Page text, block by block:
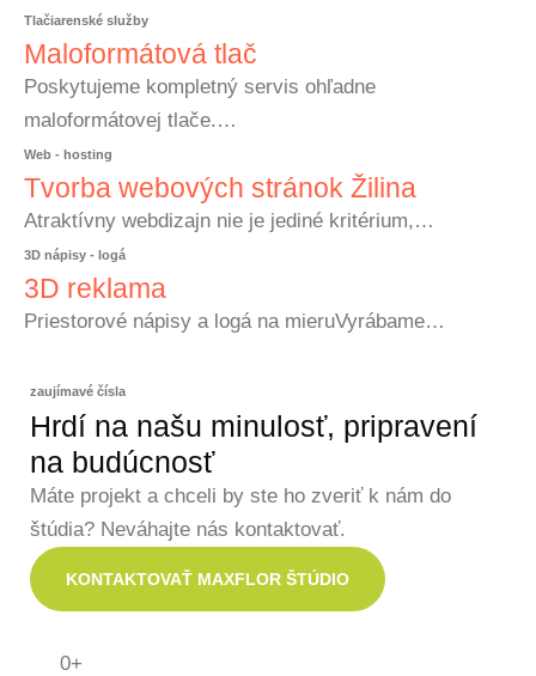
Tlačiarenské služby
Maloformátová tlač
Poskytujeme kompletný servis ohľadne
maloformátovej tlače.…
Web - hosting
Tvorba webových stránok Žilina
Atraktívny webdizajn nie je jediné kritérium,…
3D nápisy - logá
3D reklama
Priestorové nápisy a logá na mieruVyrábame…
zaujímavé čísla
Hrdí na našu minulosť, pripravení
na budúcnosť
Máte projekt a chceli by ste ho zveriť k nám do
štúdia? Neváhajte nás kontaktovať.
KONTAKTOVAŤ MAXFLOR ŠTÚDIO
0+